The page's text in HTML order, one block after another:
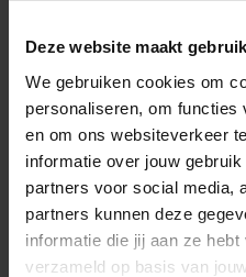
Deze website maakt
We gebruiken cookies om
personaliseren, om functies
en om ons websiteverkeer
informatie over jouw
partners voor social media,
partners kunnen deze
informatie die jij aan ze
verzameld op basis van
stad.
Groningen
Het projectGroningen
Spoorplan Noord-
Nederland en naar de
betere overstap, nieuwe